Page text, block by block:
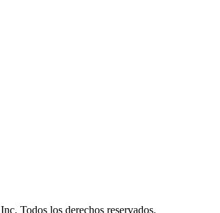
Todos los derechos reservados.